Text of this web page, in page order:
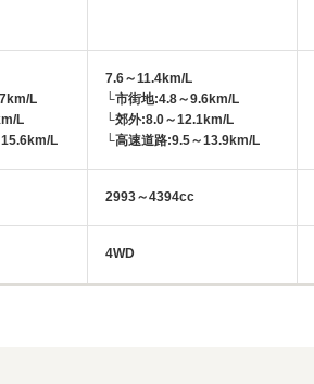
L
L
L
7.6～11.4km/L
└市街地:4.8～9.6km/L
└郊外:8.0～12.1km/L
└高速道路:9.5～13.9km/L
2993～4394cc
4WD